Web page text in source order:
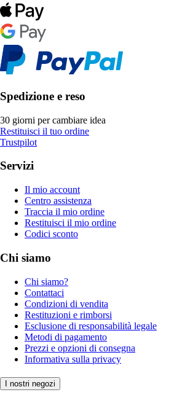
Spedizione e reso
30 giorni per cambiare idea
Restituisci il tuo ordine
Trustpilot
Servizi
Il mio account
Centro assistenza
Traccia il mio ordine
Restituisci il mio ordine
Codici sconto
Chi siamo
Chi siamo?
Contattaci
Condizioni di vendita
Restituzioni e rimborsi
Esclusione di responsabilità legale
Metodi di pagamento
Prezzi e opzioni di consegna
Informativa sulla privacy
I nostri negozi